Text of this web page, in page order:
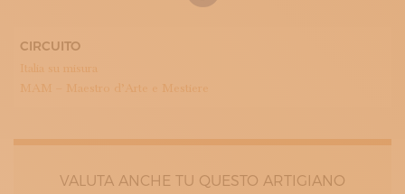
CIRCUITO
Italia su misura
MAM – Maestro d’Arte e Mestiere
VALUTA ANCHE TU QUESTO ARTIGIANO